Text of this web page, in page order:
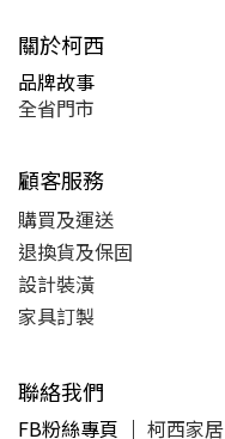
關於柯西
品牌故事
全省門市
顧客服務
購買及運送
退換貨及保固
設計裝潢
家具訂製
聯絡我們
FB粉絲專頁 ｜ 柯西家居